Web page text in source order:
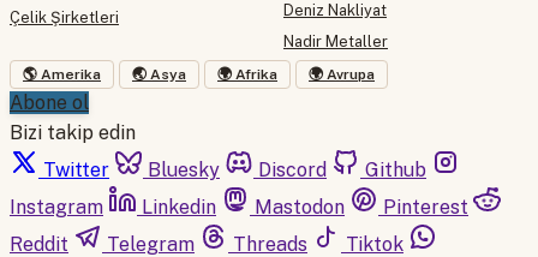
Çelik Şirketleri
Deniz Nakliyat
Nadir Metaller
🌎 Amerika 🌏 Asya 🌍 Afrika 🌍 Avrupa
Abone ol
Bizi takip edin
Twitter
Bluesky Discord
Github
Instagram
Linkedin Mastodon
Pinterest
Reddit
Telegram Threads
Tiktok